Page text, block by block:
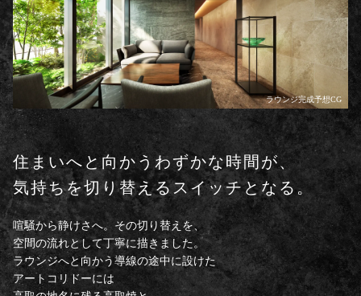
ラウンジ完成予想CG
住まいへと向かうわずかな時間が、
気持ちを切り替えるスイッチとなる。
喧騒から静けさへ。その切り替えを、
空間の流れとして丁寧に描きました。
ラウンジへと向かう導線の途中に設けた
アートコリドーには